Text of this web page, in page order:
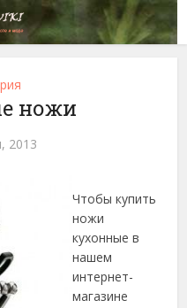
ножи
2013
Чтобы купить
ножи
кухонные в
нашем
интернет-
магазине